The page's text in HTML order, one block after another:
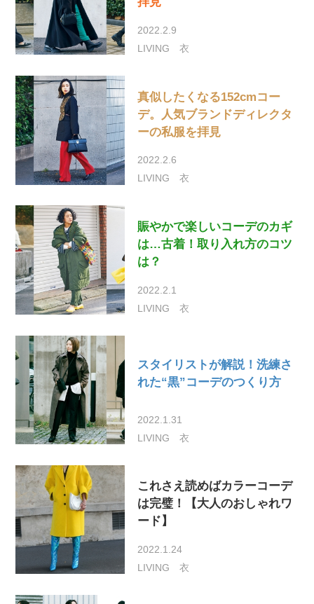
2022.2.9
LIVING
衣
真似したくなる152cmコー
デ。人気ブランドディレクタ
ーの私服を拝見
2022.2.6
LIVING
衣
賑やかで楽しいコーデのカギ
は…古着！取り入れ方のコツ
は？
2022.2.1
LIVING
衣
スタイリストが解説！洗練さ
れた“黒”コーデのつくり方
2022.1.31
LIVING
衣
これさえ読めばカラーコーデ
は完璧！【大人のおしゃれワ
ード】
2022.1.24
LIVING
衣